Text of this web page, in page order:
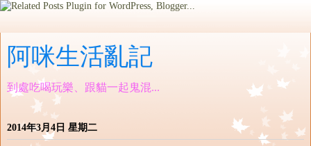
阿咪生活亂記
到處吃喝玩樂、跟貓一起鬼混...
2014年3月4日 星期二